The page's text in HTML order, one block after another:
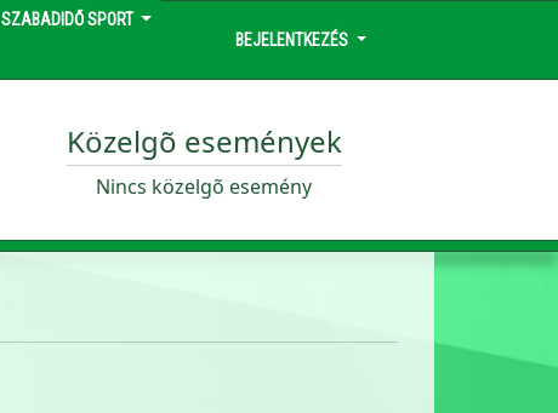
SZABADIDŐ SPORT
BEJELENTKEZÉS
Közelgõ események
Nincs közelgõ esemény